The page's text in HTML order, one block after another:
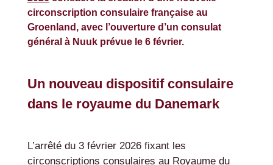
circonscription consulaire française au
Groenland, avec l’ouverture d’un consulat
général à Nuuk prévue le 6 février.
Un nouveau dispositif consulaire
dans le royaume du Danemark
L’arrêté du 3 février 2026 fixant les
circonscriptions consulaires au Royaume du